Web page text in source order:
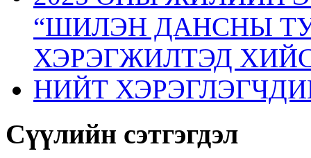
“ШИЛЭН ДАНСНЫ
ХЭРЭГЖИЛТЭД
НИЙТ
Сүүлийн сэтгэгдэл